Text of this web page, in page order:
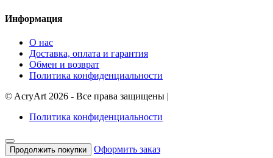
Информация
О нас
Доставка, оплата и гарантия
Обмен и возврат
Политика конфиденциальности
© AcryArt 2026 - Все права защищены |
Политика конфиденциальности
Продолжить покупки Оформить заказ